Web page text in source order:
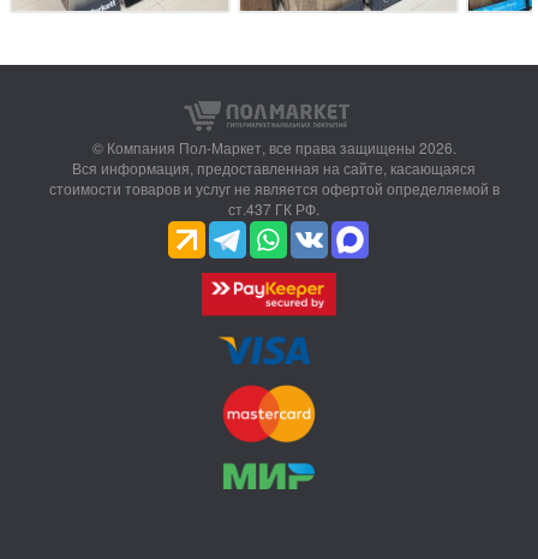
© Компания Пол-Маркет, все права защищены 2026.
Вся информация, предоставленная на сайте, касающаяся
стоимости товаров и услуг не является офертой определяемой в
ст.437 ГК РФ.